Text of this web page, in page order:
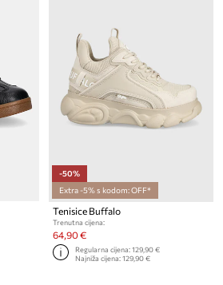
-50%
Extra -5% s kodom: OFF*
Tenisice Buffalo
Trenutna cijena:
64,90 €
Regularna cijena:129,90 €
Najniža cijena:129,90 €